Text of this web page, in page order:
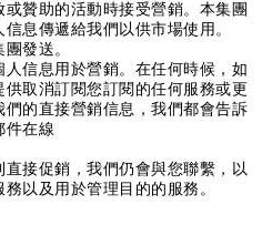
贊助的活動時接受營銷。本集團
息傳遞給我們以供市場使用。
發送。
信息用於營銷。在任何時候，如
取消訂閱您訂閱的任何服務或更
的直接營銷信息，我們都會告訴
件在線
接促銷，我們仍會與您聯繫，以
以及用於管理目的的服務。